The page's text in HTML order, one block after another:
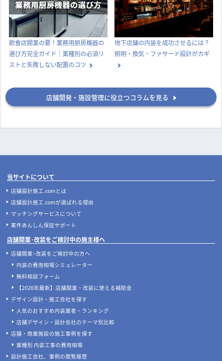
飲食店開業の要！業務用厨房機器の
選び方完全ガイド｜業種別の必須リ
ストと失敗しない配置のコツ
地下店舗の内装を成功させるには？
照明・換気・ファサード設計がカギ
店舗開発・施設管理に役立つコラムを見る
当サイトについて
店舗設計施工.comとは
店舗設計施工.comが選ばれる理由
マッチングサービスについて
案件あんしん保証サポート
店舗開業･改装をご検討中の施主様へ
店舗開業･改装をご検討中の方へ
内装の費用相場シミュレーター
無料相談フォーム
【2026年最新】店舗開業・改装に使える補助金
デザイン設計・施工会社を探す
人気のおすすめ内装業者・ランキング
店舗デザイン・設計会社のテーマ別比較
店舗・商業施設の施工事例を探す
業種別 内装工事の費用相場
設計施工会社、事例の閲覧履歴